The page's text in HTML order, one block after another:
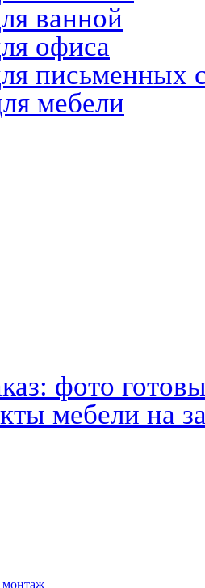
ванной
офиса
письменных
мебели
фото
мебели на
монтаж